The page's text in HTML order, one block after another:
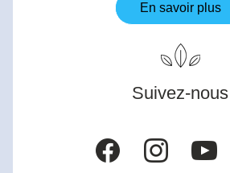
En savoir plus
Suivez-nous